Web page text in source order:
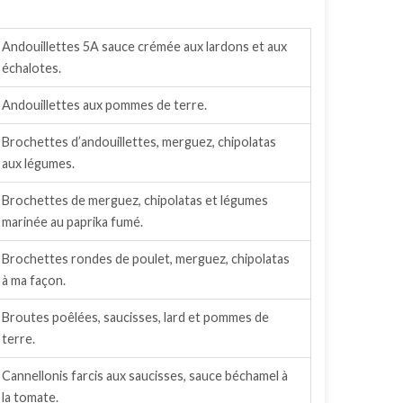
Andouillettes 5A sauce crémée aux lardons et aux
échalotes.
Andouillettes aux pommes de terre.
Brochettes d’andouillettes, merguez, chipolatas
aux légumes.
Brochettes de merguez, chipolatas et légumes
marinée au paprika fumé.
Brochettes rondes de poulet, merguez, chipolatas
à ma façon.
Broutes poêlées, saucisses, lard et pommes de
terre.
Cannellonis farcis aux saucisses, sauce béchamel à
la tomate.